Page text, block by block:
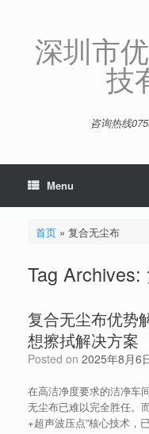
深圳市
技
咨询热线
Menu
首页» 复合无尘布
Tag Archives:
复合无尘布优势
想擦拭解决方案
Posted on 2025年8月6
在高洁净度要求的洁净车
无尘布已难以完全胜任。
+超声波压点”核心技术，